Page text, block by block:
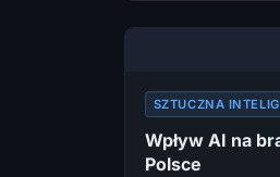
zbudować i
SZTUCZNA
Wpływ AI na
Polsce